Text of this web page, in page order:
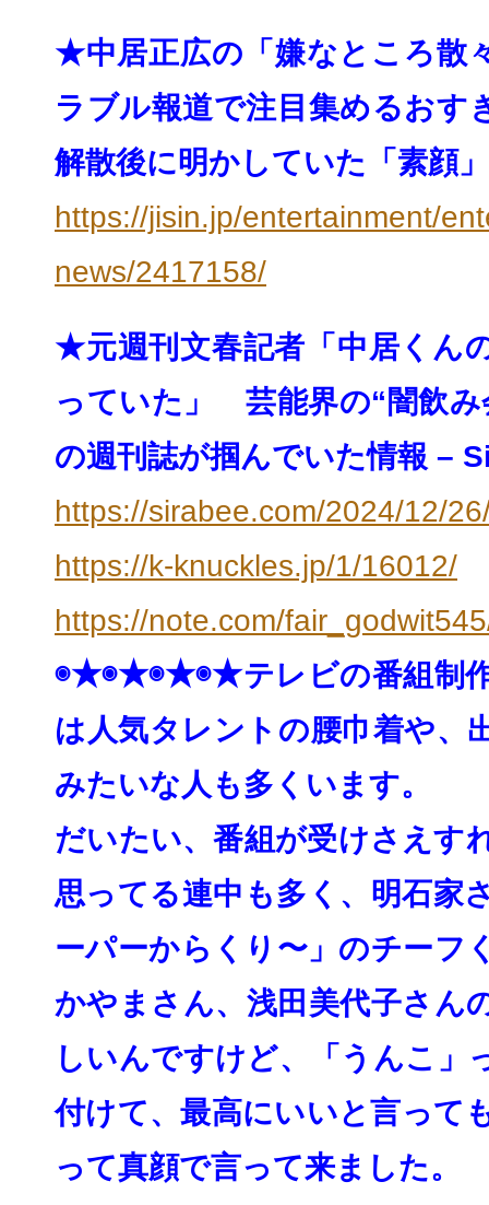
★中居正広の「嫌なところ散
ラブル報道で注目集めるおす
解散後に明かしていた「素顔
https://jisin.jp/entertainment/
news/2417158/
★元週刊文春記者「中居くん
っていた」 芸能界の“闇飲み
の週刊誌が掴んでいた情報 –
https://sirabee.com/2024/12/
https://k-knuckles.jp/1/16012/
https://note.com/
◉★◉★◉★◉★テレビの番組制
は人気タレントの腰巾着や、
みたいな人も多くいます。
だいたい、番組が受けさえす
思ってる連中も多く、 明石家
ーパーからくり〜」のチーフ
かやまさん、 浅田美代子さん
しいんですけど、「うんこ」
付けて、最高にいいと言って
って真顔で言って来ました。